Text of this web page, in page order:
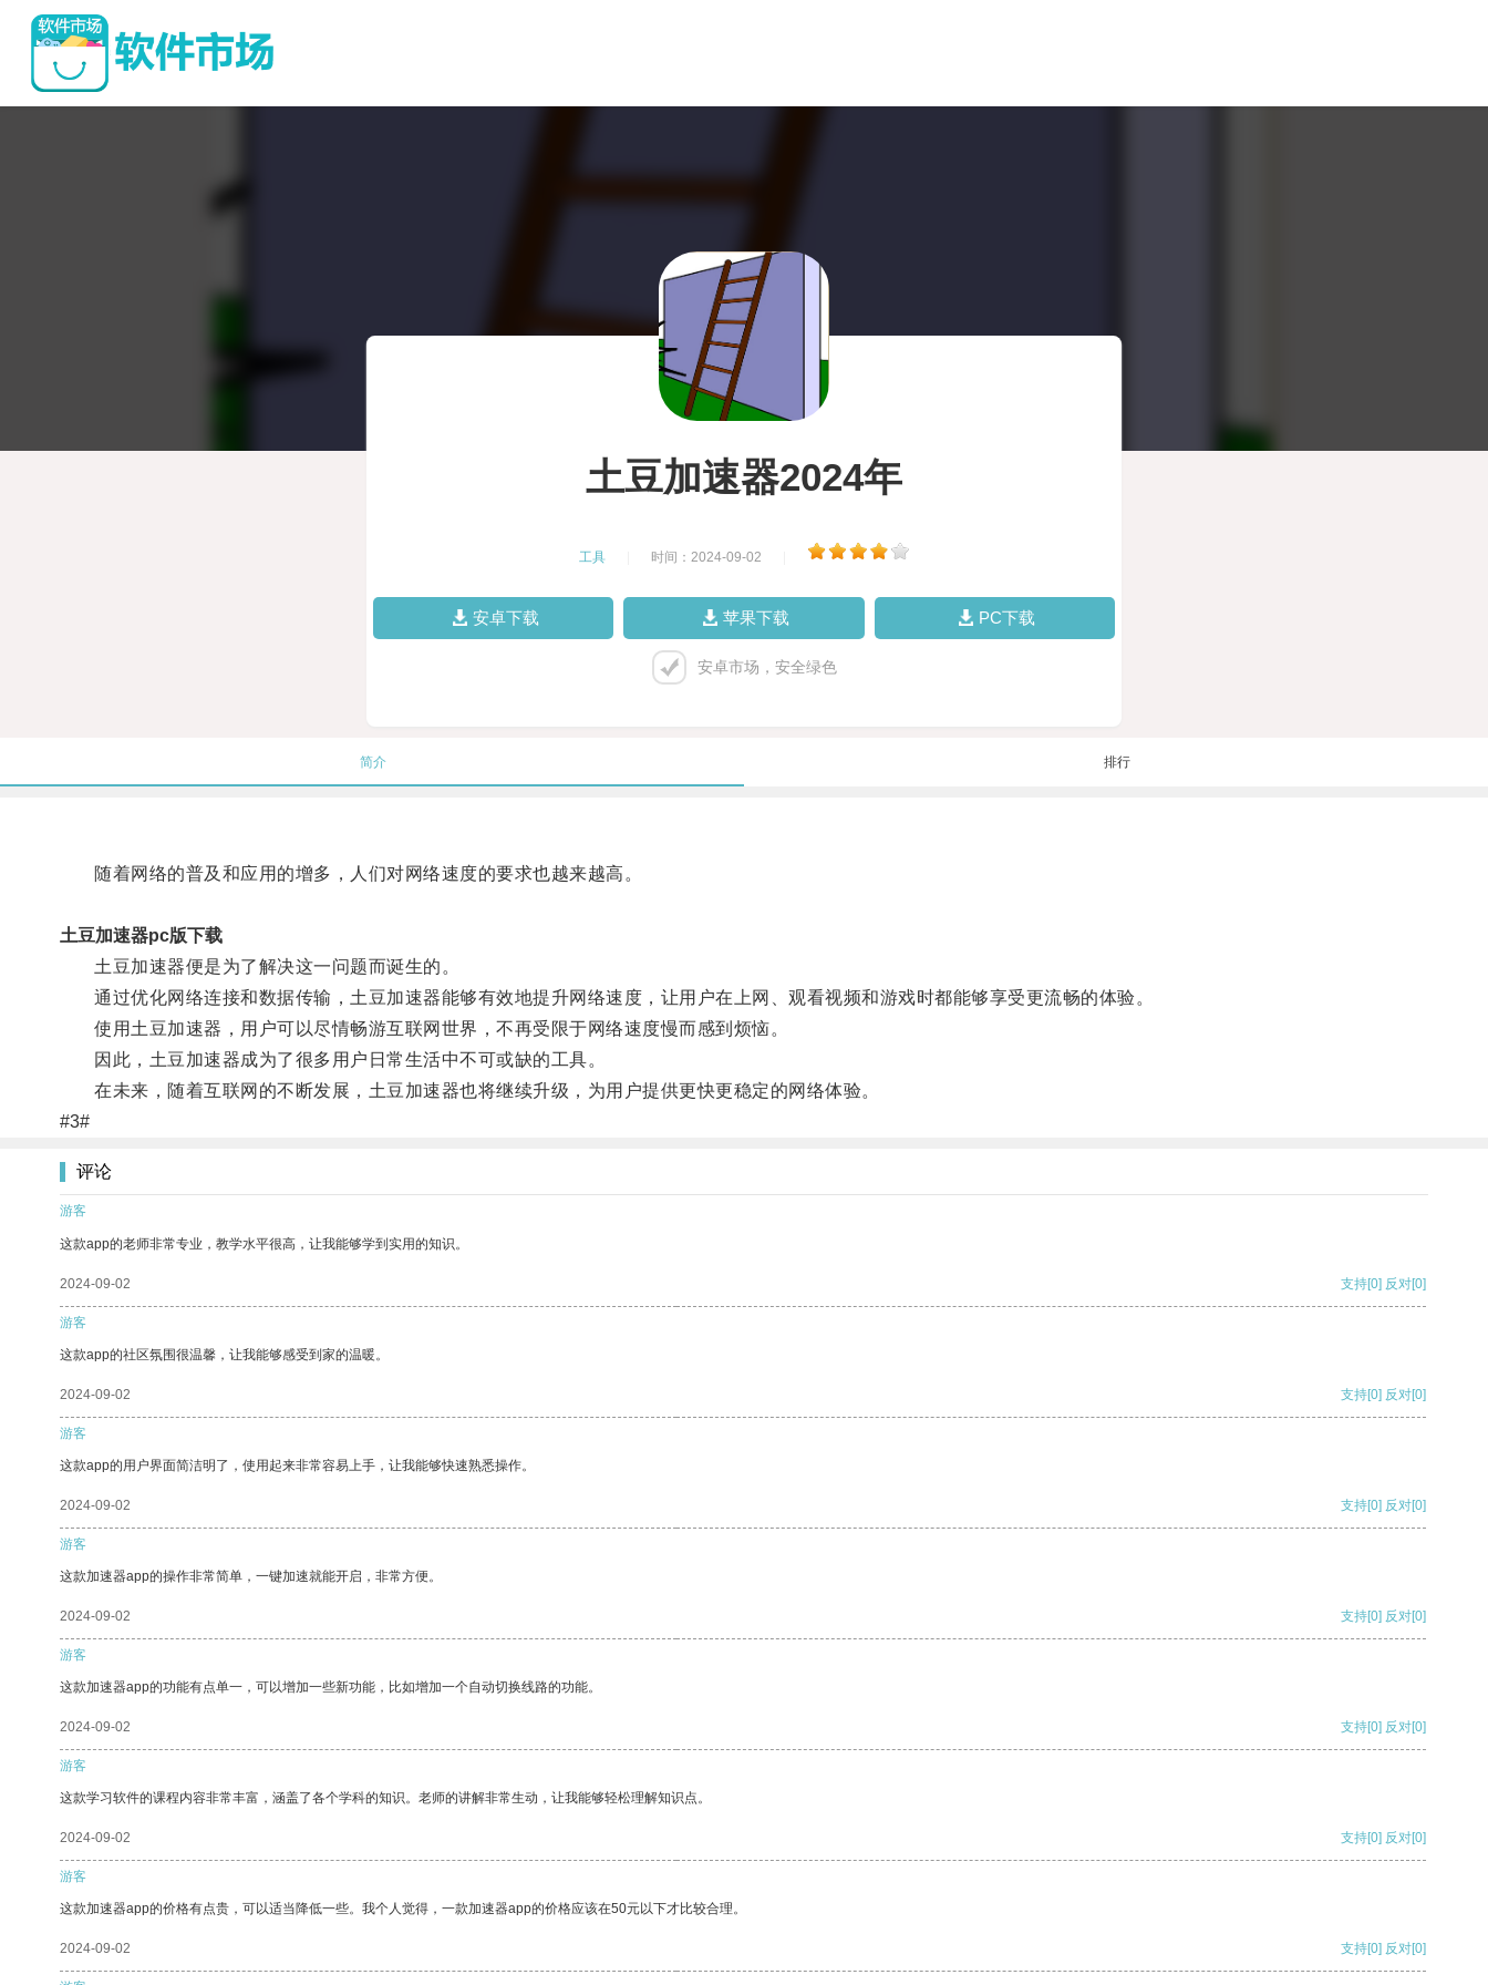
土豆加速器2024年
工具 时间：2024-09-02
安卓下载 苹果下载 PC下载
安卓市场，安全绿色
简介 排行
随着网络的普及和应用的增多，人们对网络速度的要求也越来越高。
土豆加速器pc版下载
土豆加速器便是为了解决这一问题而诞生的。
通过优化网络连接和数据传输，土豆加速器能够有效地提升网络速度，让用户在上网、观看视频和游戏时都能够享受更流畅的体验。
使用土豆加速器，用户可以尽情畅游互联网世界，不再受限于网络速度慢而感到烦恼。
因此，土豆加速器成为了很多用户日常生活中不可或缺的工具。
在未来，随着互联网的不断发展，土豆加速器也将继续升级，为用户提供更快更稳定的网络体验。
#3#
评论
游客
这款app的老师非常专业，教学水平很高，让我能够学到实用的知识。
2024-09-02 支持[0] 反对[0]
游客
这款app的社区氛围很温馨，让我能够感受到家的温暖。
2024-09-02 支持[0] 反对[0]
游客
这款app的用户界面简洁明了，使用起来非常容易上手，让我能够快速熟悉操作。
2024-09-02 支持[0] 反对[0]
游客
这款加速器app的操作非常简单，一键加速就能开启，非常方便。
2024-09-02 支持[0] 反对[0]
游客
这款加速器app的功能有点单一，可以增加一些新功能，比如增加一个自动切换线路的功能。
2024-09-02 支持[0] 反对[0]
游客
这款学习软件的课程内容非常丰富，涵盖了各个学科的知识。老师的讲解非常生动，让我能够轻松理解知识点。
2024-09-02 支持[0] 反对[0]
游客
这款加速器app的价格有点贵，可以适当降低一些。我个人觉得，一款加速器app的价格应该在50元以下才比较合理。
2024-09-02 支持[0] 反对[0]